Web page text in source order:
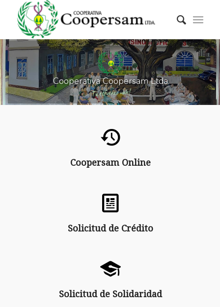
Cooperativa Coopersam Ltda.
Tuesfuerzovale!
Coopersam Online
Solicitud de Crédito
Solicitud de Crédito
Solicitud de Solidaridad